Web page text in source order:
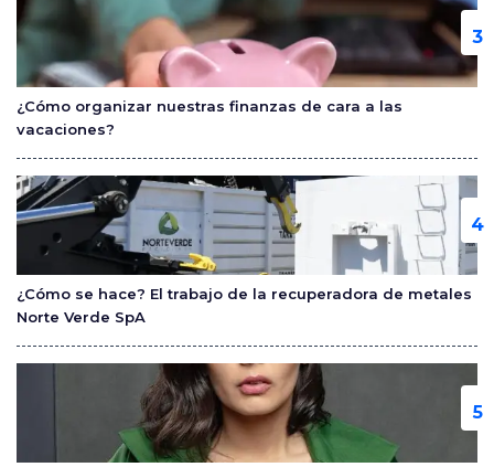
¿Cómo organizar nuestras finanzas de cara a las
vacaciones?
¿Cómo se hace? El trabajo de la recuperadora de metales
Norte Verde SpA